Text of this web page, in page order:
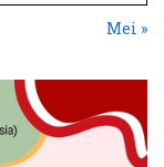
Mei »